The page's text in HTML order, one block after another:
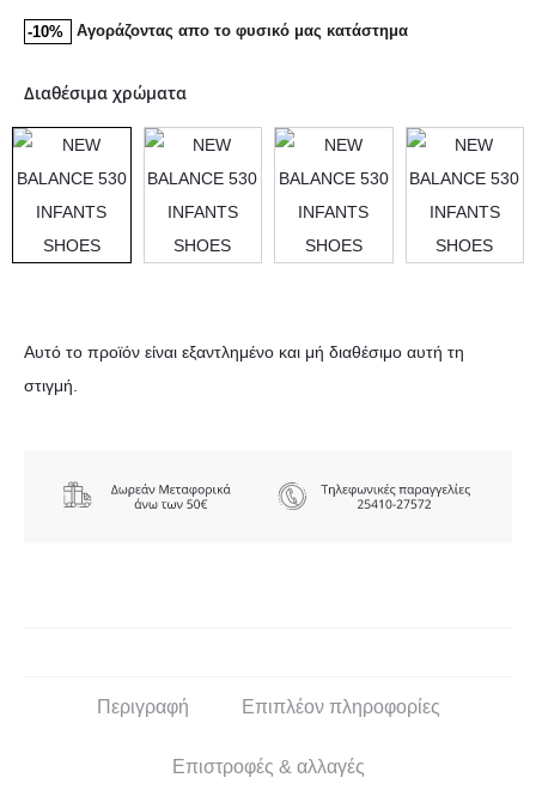
-10% Αγοράζοντας απο το φυσικό μας κατάστημα
Διαθέσιμα χρώματα
Αυτό το προϊόν είναι εξαντλημένο και μή διαθέσιμο αυτή τη
στιγμή.
Περιγραφή Επιπλέον πληροφορίες
Επιστροφές & αλλαγές